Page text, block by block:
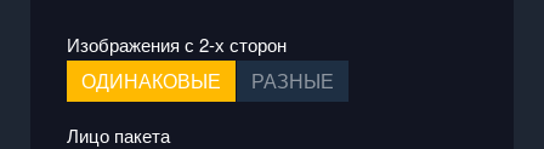
Изображения с 2-х сторон
ОДИНАКОВЫЕ РАЗНЫЕ
Лицо пакета